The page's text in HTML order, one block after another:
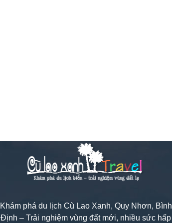
Khám phá du lịch Cù Lao Xanh, Quy Nhơn, Bình
Định – Trải nghiệm vùng đất mới, nhiều sức hấp